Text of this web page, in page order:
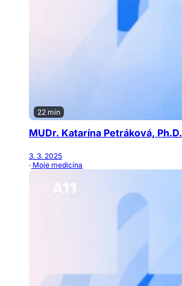
22 min
MUDr. Katarína Petráková, Ph.D.
3. 3. 2025
· Moje medicína